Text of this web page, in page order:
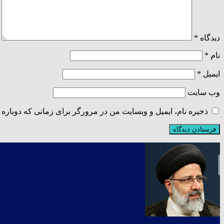
دیدگاه *
نام *
ایمیل *
وب‌ سایت
ذخیره نام، ایمیل و وبسایت من در مرورگر برای زمانی که